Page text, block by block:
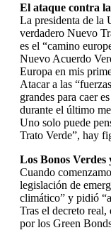
El ataque contra
La presidenta de la
verdadero Nuevo
es el “camino
Nuevo Acuerdo
Europa en mis
Atacar a las
grandes para caer
durante el último
Uno solo puede
Trato Verde”, hay
Los Bonos Verdes
Cuando
legislación de
climático” y pidió
Tras el decreto
por los Green